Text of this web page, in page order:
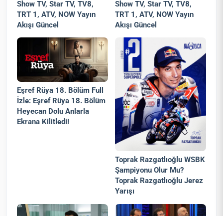
Show TV, Star TV, TV8,
TRT 1, ATV, NOW Yayın
Akışı Güncel
Show TV, Star TV, TV8,
TRT 1, ATV, NOW Yayın
Akışı Güncel
Eşref Rüya 18. Bölüm Full
İzle: Eşref Rüya 18. Bölüm
Heyecan Dolu Anlarla
Ekrana Kilitledi!
Toprak Razgatlıoğlu WSBK
Şampiyonu Olur Mu?
Toprak Razgatlıoğlu Jerez
Yarışı